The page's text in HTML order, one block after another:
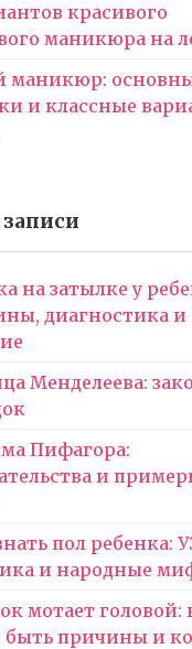
красивого
маникюра на
маникюр:
и классные
на затылке у
диагностика и
Менделеева:
Пифагора:
и
пол ребенка:
и народные
мотает головой:
быть причины и